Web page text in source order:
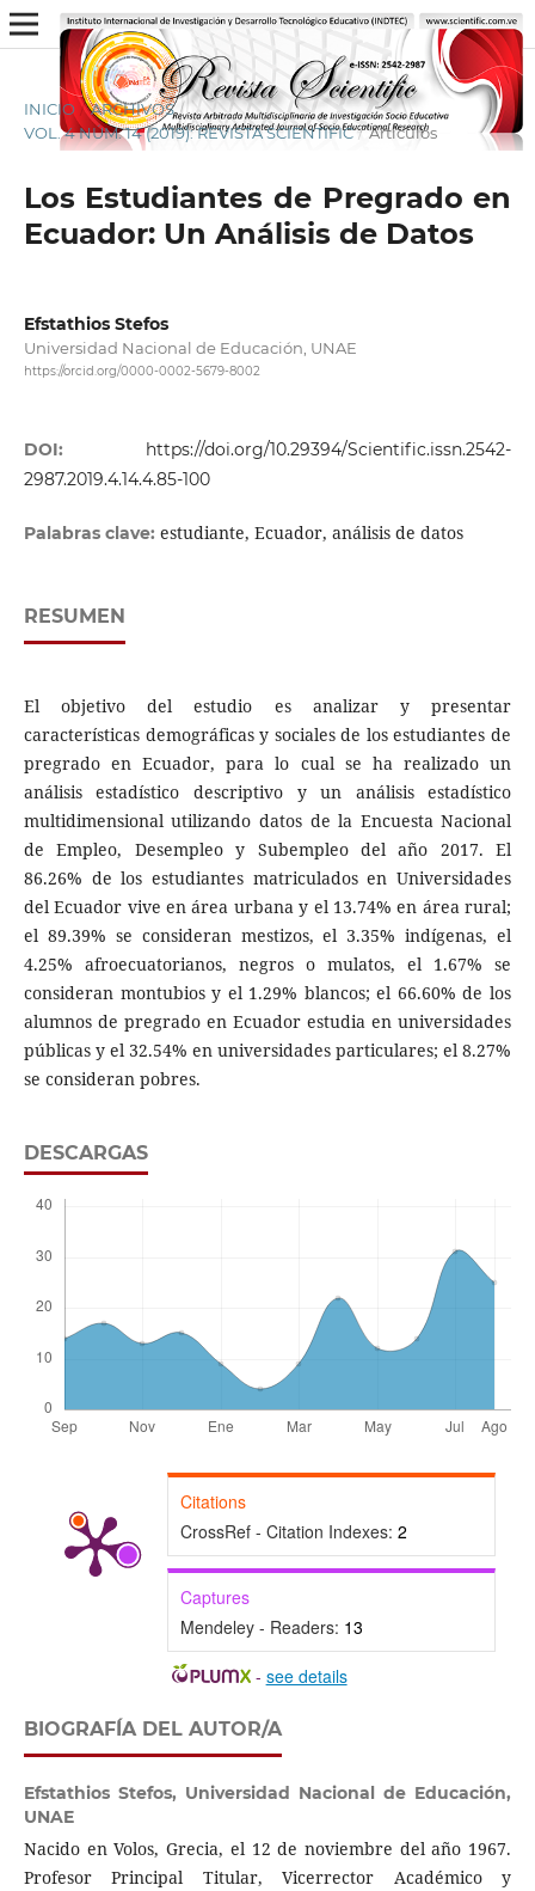
INICIO / ARCHIVOS /
VOL. 4 NÚM. 14 (2019): REVISTA SCIENTIFIC / Artículos
Los Estudiantes de Pregrado en
Ecuador: Un Análisis de Datos
Efstathios Stefos
Universidad Nacional de Educación, UNAE
https://orcid.org/0000-0002-5679-8002
DOI: https://doi.org/10.29394/Scientific.issn.2542-
2987.2019.4.14.4.85-100
Palabras clave: estudiante, Ecuador, análisis de datos
RESUMEN
El objetivo del estudio es analizar y presentar
características demográficas y sociales de los estudiantes de
pregrado en Ecuador, para lo cual se ha realizado un
análisis estadístico descriptivo y un análisis estadístico
multidimensional utilizando datos de la Encuesta Nacional
de Empleo, Desempleo y Subempleo del año 2017. El
86.26% de los estudiantes matriculados en Universidades
del Ecuador vive en área urbana y el 13.74% en área rural;
el 89.39% se consideran mestizos, el 3.35% indígenas, el
4.25% afroecuatorianos, negros o mulatos, el 1.67% se
consideran montubios y el 1.29% blancos; el 66.60% de los
alumnos de pregrado en Ecuador estudia en universidades
públicas y el 32.54% en universidades particulares; el 8.27%
se consideran pobres.
DESCARGAS
Citations
CrossRef - Citation Indexes: 2
Captures
Mendeley - Readers: 13
- see details
BIOGRAFÍA DEL AUTOR/A
Efstathios Stefos, Universidad Nacional de Educación,
UNAE
Nacido en Volos, Grecia, el 12 de noviembre del año 1967.
Profesor Principal Titular, Vicerrector Académico y